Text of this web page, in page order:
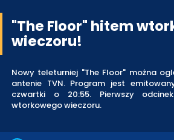
"The Floor" hitem
wieczoru!
Nowy teleturniej "The Floor" można
antenie TVN. Program jest
czwartki o 20:55. Pierwszy
wtorkowego wieczoru.